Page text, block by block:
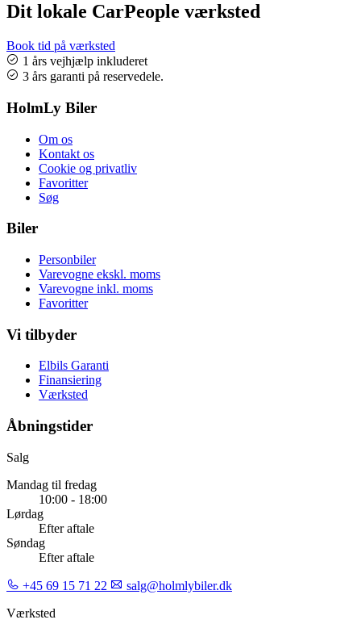
Dit lokale CarPeople værksted
Book tid på værksted
1 års vejhjælp inkluderet
3 års garanti på reservedele.
HolmLy Biler
Om os
Kontakt os
Cookie og privatliv
Favoritter
Søg
Biler
Personbiler
Varevogne ekskl. moms
Varevogne inkl. moms
Favoritter
Vi tilbyder
Elbils Garanti
Finansiering
Værksted
Åbningstider
Salg
Mandag til fredag
10:00 - 18:00
Lørdag
Efter aftale
Søndag
Efter aftale
+45 69 15 71 22
salg@holmlybiler.dk
Værksted